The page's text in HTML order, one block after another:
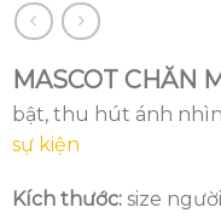
MASCOT CHĂN
bật, thu hút ánh
sự kiện
Kích thước: size